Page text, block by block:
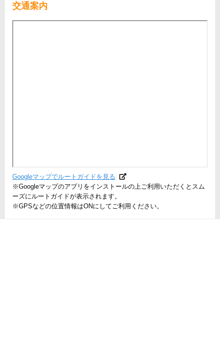
交通案内
Googleマップでルートガイドを見る
※Googleマップのアプリをインストールの上ご利用いただくとスム
ーズにルートガイドが表示されます。
※GPSなどの位置情報はONにしてご利用ください。